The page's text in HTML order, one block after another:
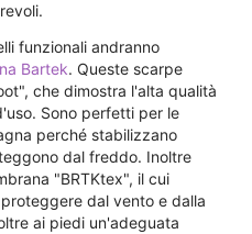
funzionali andranno
Bartek. Queste scarpe
che dimostra l'alta qualità
Sono perfetti per le
perché stabilizzano
dal freddo. Inoltre
"BRTKtex", il cui
dal vento e dalla
ai piedi un'adeguata